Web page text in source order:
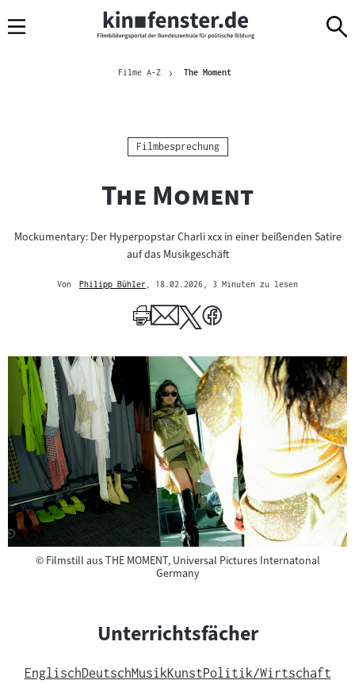
Navigation
zum
zur
BrotkrümelnavigationFilme A-Z The MomentAktuelle Seite
Kategorie:
Filmbesprechung
"
The Moment"
Mockumentary: Der Hyperpopstar Charli xcx in einer beißenden Satire
auf das Musikgeschäft
Von
Philipp Bühler
Author
, 18.02.2026 , 3 Minuten zu lesen
©Copyright
Filmstill aus THE MOMENT, Universal Pictures Internatonal
Germany
Unterrichtsfächer
EnglischDeutschMusikKunstPolitik/Wirtschaft